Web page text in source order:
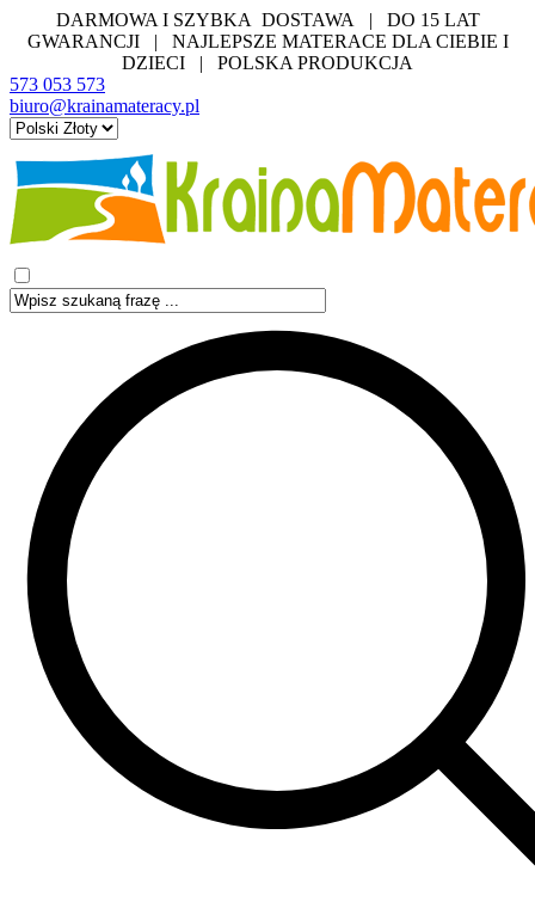
DARMOWA I SZYBKA DOSTAWA | DO 15 LAT
GWARANCJI | NAJLEPSZE MATERACE DLA CIEBIE I
DZIECI | POLSKA PRODUKCJA
573 053 573
biuro@krainamateracy.pl